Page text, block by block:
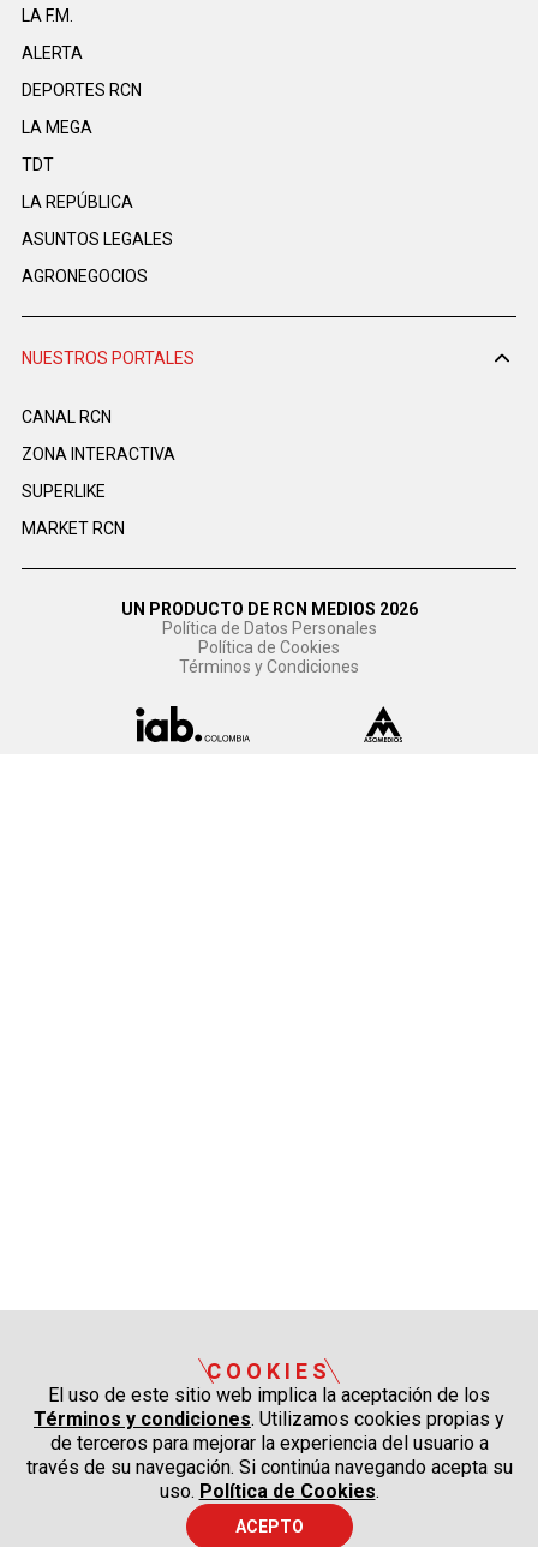
LA F.M.
ALERTA
DEPORTES RCN
LA MEGA
TDT
LA REPÚBLICA
ASUNTOS LEGALES
AGRONEGOCIOS
NUESTROS PORTALES
CANAL RCN
ZONA INTERACTIVA
SUPERLIKE
MARKET RCN
UN PRODUCTO DE RCN MEDIOS 2026
Política de Datos Personales
Política de Cookies
Términos y Condiciones
COOKIES
El uso de este sitio web implica la aceptación de los
Términos y condiciones. Utilizamos cookies propias y
de terceros para mejorar la experiencia del usuario a
través de su navegación. Si continúa navegando acepta su
uso. Política de Cookies.
ACEPTO